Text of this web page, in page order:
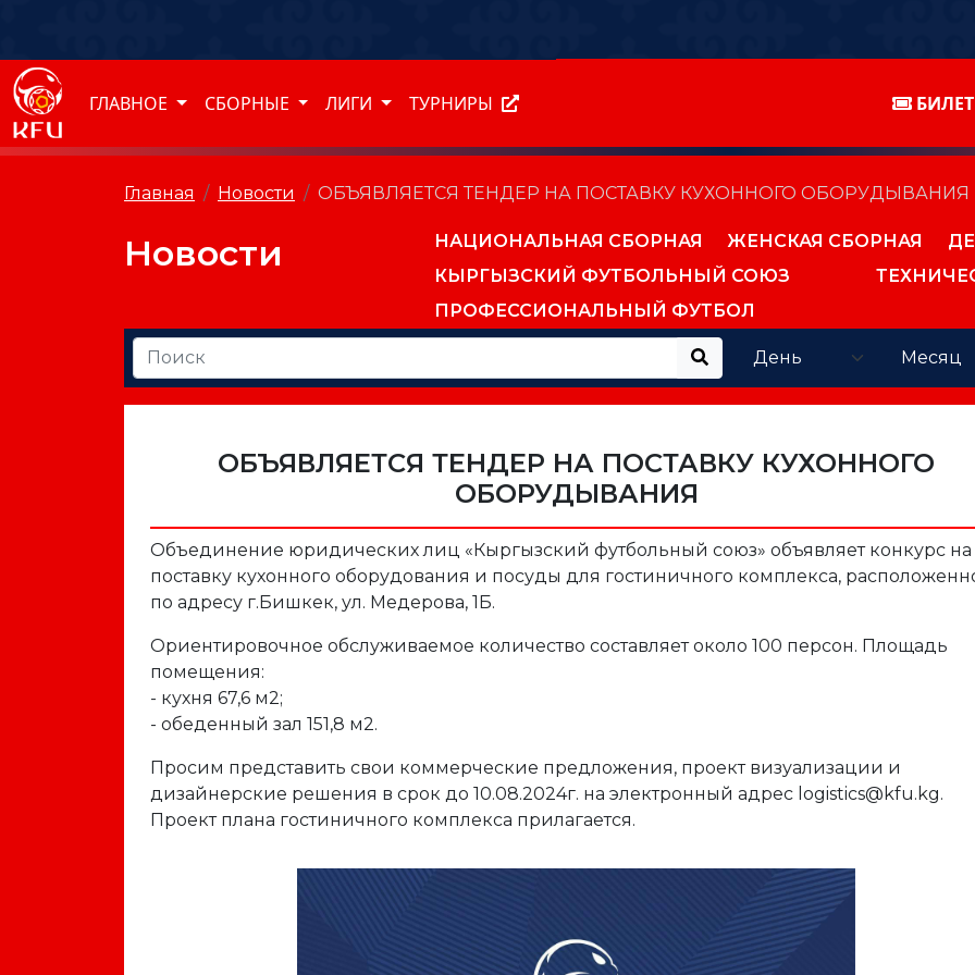
ГЛАВНОЕ СБОРНЫЕ ЛИГИ ТУРНИРЫ
Главная Новости ОБЪЯВЛЯЕТСЯ ТЕНДЕР НА ПОСТАВКУ КУХОННОГО ОБОРУДЫВАНИЯ
Новости НАЦИОНАЛЬНАЯ СБОРНАЯ ЖЕНСКАЯ СБОРНАЯ
КЫРГЫЗСКИЙ ФУТБОЛЬНЫЙ СОЮЗ
ПРОФЕССИОНАЛЬНЫЙ ФУТБОЛ
ОБЪЯВЛЯЕТСЯ ТЕНДЕР НА ПОСТАВКУ КУХОННОГО
ОБОРУДЫВАНИЯ
Объединение юридических лиц «Кыргызский футбольный союз» объявляет конкурс на
поставку кухонного оборудования и посуды для гостиничного комплекса,
по адресу г.Бишкек, ул. Медерова, 1Б.
Ориентировочное обслуживаемое количество составляет около 100 персон. Площадь
помещения:
- кухня 67,6 м2;
- обеденный зал 151,8 м2.
Просим представить свои коммерческие предложения, проект визуализации и
дизайнерские решения в срок до 10.08.2024г. на электронный адрес logistics@kfu.kg.
Проект плана гостиничного комплекса прилагается.